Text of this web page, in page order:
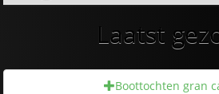
Laatst
Boottochten gran